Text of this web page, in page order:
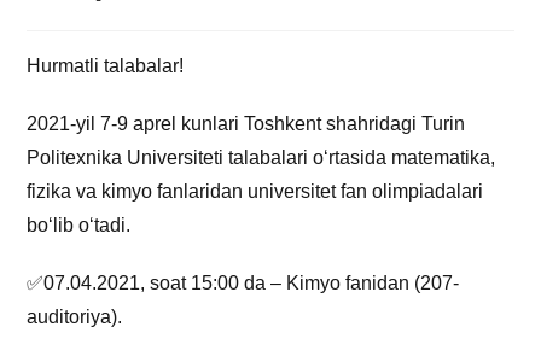
Hurmatli talabalar!
2021-yil 7-9 aprel kunlari Toshkent shahridagi Turin
Politexnika Universiteti talabalari o‘rtasida matematika,
fizika va kimyo fanlaridan universitet fan olimpiadalari
bo‘lib o‘tadi.
✅07.04.2021, soat 15:00 da – Kimyo fanidan (207-
auditoriya).